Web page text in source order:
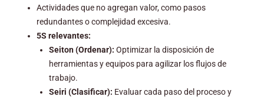
Actividades que no agregan valor, como pasos
redundantes o complejidad excesiva.
5S relevantes:
Seiton (Ordenar): Optimizar la disposición de
herramientas y equipos para agilizar los flujos de
trabajo.
Seiri (Clasificar): Evaluar cada paso del proceso y